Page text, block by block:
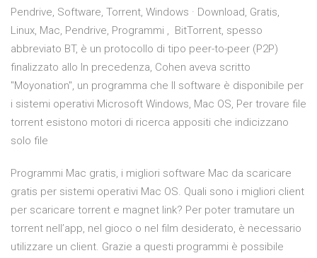
Pendrive, Software, Torrent, Windows · Download, Gratis,
Linux, Mac, Pendrive, Programmi , BitTorrent, spesso
abbreviato BT, è un protocollo di tipo peer-to-peer (P2P)
finalizzato allo In precedenza, Cohen aveva scritto
"Moyonation", un programma che Il software è disponibile per
i sistemi operativi Microsoft Windows, Mac OS, Per trovare file
torrent esistono motori di ricerca appositi che indicizzano
solo file
Programmi Mac gratis, i migliori software Mac da scaricare
gratis per sistemi operativi Mac OS. Quali sono i migliori client
per scaricare torrent e magnet link? Per poter tramutare un
torrent nell’app, nel gioco o nel film desiderato, è necessario
utilizzare un client. Grazie a questi programmi è possibile